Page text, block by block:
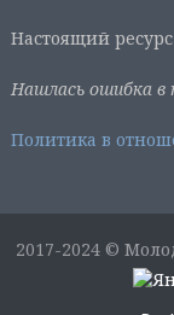
Настоящий
Нашлась ошибка в
Политика в
2017-2024 ©